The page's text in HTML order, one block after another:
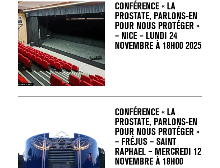
CONFÉRENCE « LA
PROSTATE, PARLONS-EN
POUR NOUS PROTÉGER »
– NICE – LUNDI 24
NOVEMBRE À 18H00 2025
CONFÉRENCE « LA
PROSTATE, PARLONS-EN
POUR NOUS PROTÉGER »
– FRÉJUS – SAINT
RAPHAEL – MERCREDI 12
NOVEMBRE À 18H00